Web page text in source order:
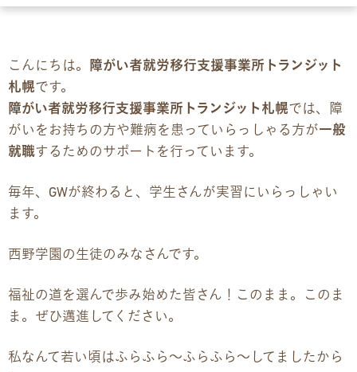
3つの支援制度
お食事の提供について
スキルアップ診断
パンフレット
デジタルパンフレット
こんにちは。
障がい者就労移行支援事業所トランジット
札幌です。
障がい者就労移行支援事業所トランジット札幌では、障
がいをお持ちの方や難病を患っていらっしゃる方が一般
就職するためのサポートを行っています。
毎年、GWが終わると、学生さんが実習にいらっしゃい
ます。
西野学園の生徒のみなさんです。
福祉の道を選んで歩み始めた皆さん！このまま。このま
ま。ぜひ邁進してください。
私なんて若い頃はふらふら〜ふらふら〜してましたから